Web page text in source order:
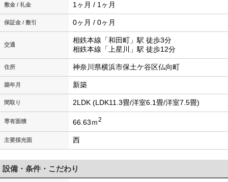
敷金 / 礼金 1ヶ月 / 1ヶ月
保証金 / 敷引 0ヶ月 / 0ヶ月
交通
相鉄本線「和田町」駅 徒歩3分
相鉄本線「上星川」駅 徒歩12分
住所 神奈川県横浜市保土ケ谷区仏向町
築年月 新築
間取り 2LDK (LDK11.3畳/洋室6.1畳/洋室7.5畳)
専有面積 66.63ｍ2
主要採光面 西
設備・条件・こだわり